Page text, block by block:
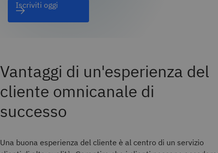
Iscriviti oggi
Vantaggi di un'esperienza del
cliente omnicanale di
successo
Una buona esperienza del cliente è al centro di un servizio